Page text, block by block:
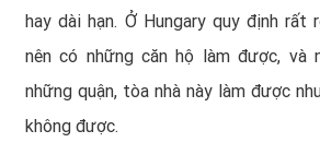
hay dài hạn. Ở Hungary quy định rất
nên có những căn hộ làm được, và
những quận, tòa nhà này làm được
không được.